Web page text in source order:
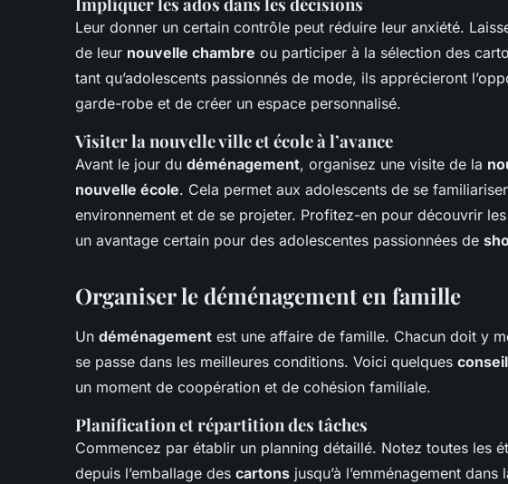
Leur donner un certain contrôle peut réduire leur anxiété.
de leur nouvelle chambre ou participer à la sélection des
tant qu’adolescents passionnés de mode, ils apprécieront
garde-robe et de créer un espace personnalisé.
Visiter la nouvelle ville et école à l’avance
Avant le jour du déménagement, organisez une visite de la
nouvelle école. Cela permet aux adolescents de se
environnement et de se projeter. Profitez-en pour découvrir
un avantage certain pour des adolescentes passionnées de
Organiser le déménagement en famille
Un déménagement est une affaire de famille. Chacun doit y
se passe dans les meilleures conditions. Voici quelques
un moment de coopération et de cohésion familiale.
Planification et répartition des tâches
Commencez par établir un planning détaillé. Notez toutes les
depuis l’emballage des cartons jusqu’à l’emménagement dans